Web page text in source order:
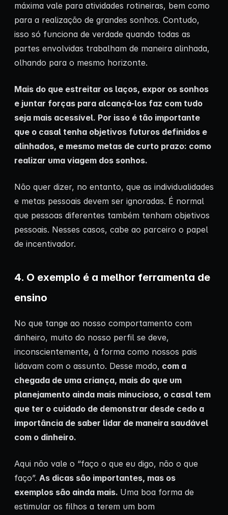
máxima vale para atividades rotineiras, bem como
para a realização de grandes sonhos. Contudo,
isso só funciona de verdade quando todas as
partes envolvidas trabalham de maneira alinhada,
olhando para o mesmo horizonte.
Mais do que estreitar os laços, expor os sonhos
e juntar forças para alcançá-los faz com tudo
seja mais acessível. Por isso é tão importante
que o casal tenha objetivos futuros definidos e
alinhados, e mesmo metas de curto prazo: como
realizar uma viagem dos sonhos.
Não quer dizer, no entanto, que as individualidades
e metas pessoais devem ser ignoradas. É normal
que pessoas diferentes também tenham objetivos
pessoais. Nesses casos, cabe ao parceiro o papel
de incentivador.
4. O exemplo é a melhor ferramenta de
ensino
No que tange ao nosso comportamento com
dinheiro, muito do nosso perfil se deve,
inconscientemente, à forma como nossos pais
lidavam com o assunto. Desse modo, com a
chegada de uma criança, mais do que um
planejamento ainda mais minucioso, o casal tem
que ter o cuidado de demonstrar desde cedo a
importância de saber lidar de maneira saudável
com o dinheiro.
Aqui não vale o “faço o que eu digo, não o que
faço”. As dicas são importantes, mas os
exemplos são ainda mais. Uma boa forma de
estimular os filhos a terem um bom